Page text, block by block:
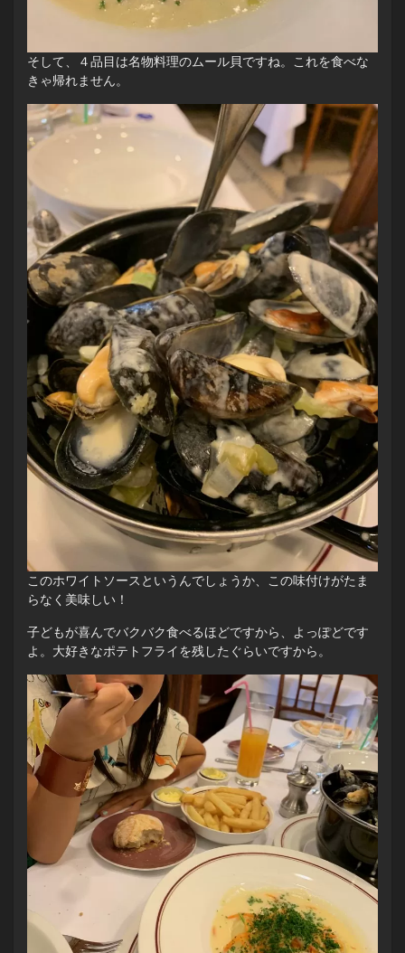
そして、４品目は名物料理のムール貝ですね。これを食べな
きゃ帰れません。
このホワイトソースというんでしょうか、この味付けがたま
らなく美味しい！
子どもが喜んでバクバク食べるほどですから、よっぽどです
よ。大好きなポテトフライを残したぐらいですから。